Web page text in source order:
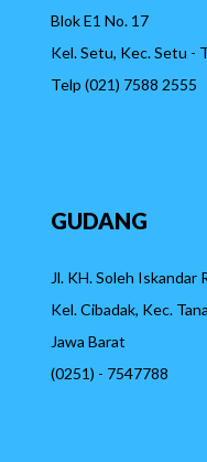
Blok E1 No. 17
Kel. Setu, Kec. Setu -
Telp (021) 7588 2555
GUDANG
Jl. KH. Soleh Iskandar
Kel. Cibadak, Kec.
Jawa Barat
(0251) - 7547788